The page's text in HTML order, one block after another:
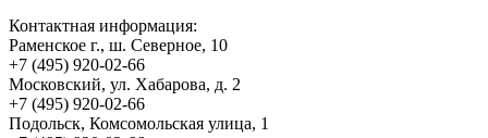
Контактная информация:
Раменское г., ш. Северное, 10
+7 (495) 920-02-66
Московский, ул. Хабарова, д. 2
+7 (495) 920-02-66
Подольск, Комсомольская улица, 1